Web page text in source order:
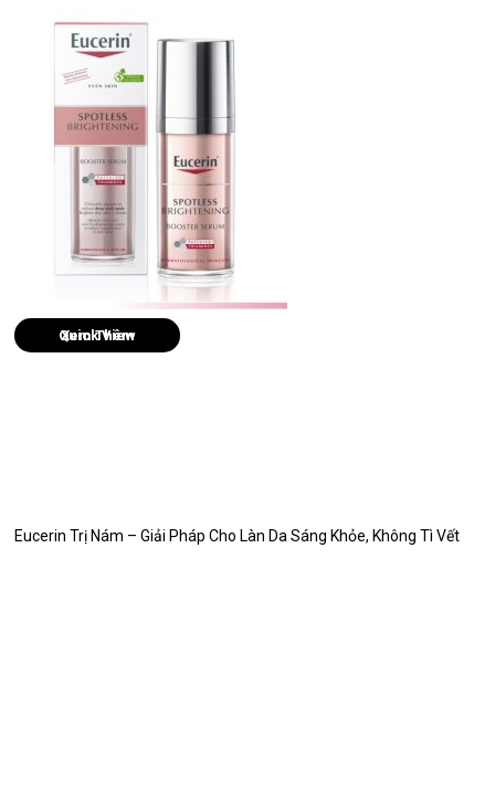
Quick View
Eucerin Trị Nám – Giải Pháp Cho Làn Da Sáng Khỏe, Không Tì Vết